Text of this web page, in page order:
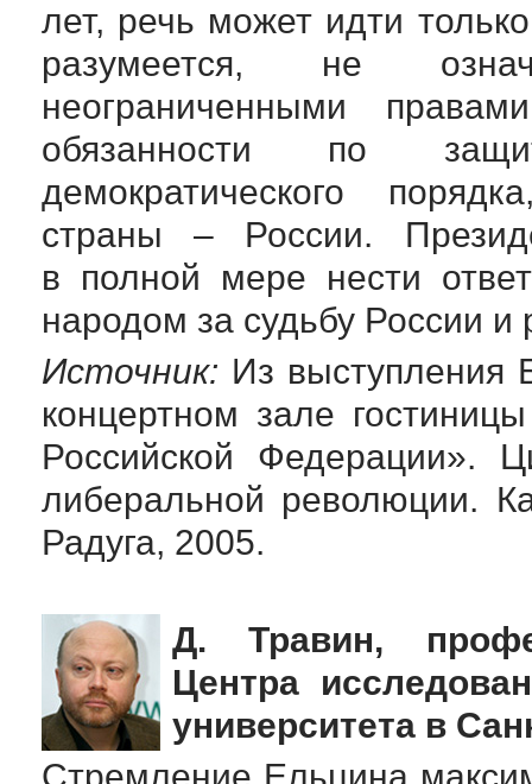
лет, речь может идти
разумеется, не
неограниченными
обязанности по
демократического
страны – России.
в полной мере нести
народом за судьбу России
Источник: Из выступления
концертном зале
Российской Федерации».
либеральной революции.
Радуга, 2005.
Д. Травин,
Центра
университета в